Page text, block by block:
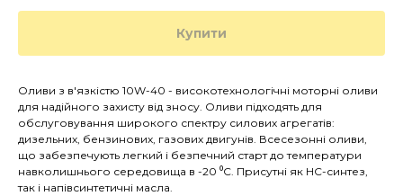
Купити
Оливи з в'язкістю 10W-40 - високотехнологічні моторні оливи
для надійного захисту від зносу. Оливи підходять для
обслуговування широкого спектру силових агрегатів:
дизельних, бензинових, газових двигунів. Всесезонні оливи,
що забезпечують легкий і безпечний старт до температури
навколишнього середовища в -20 ⁰С. Присутні як HC-синтез,
так і напівсинтетичні масла.